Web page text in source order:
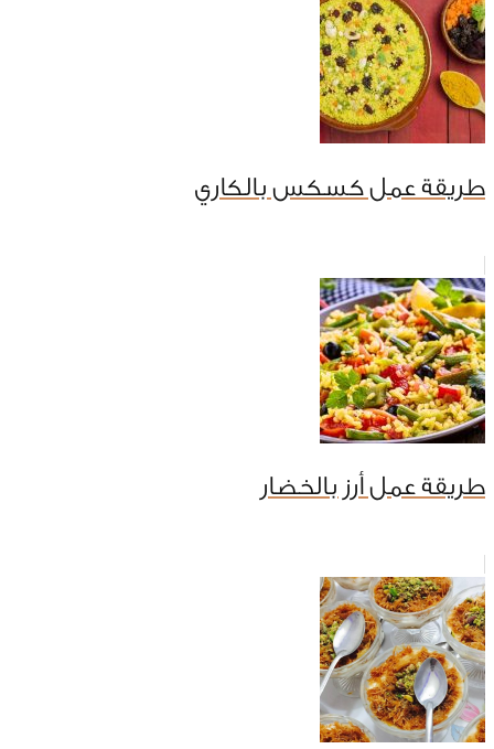
طريقة عمل كسكس بالكاري
طريقة عمل أرز بالخضار